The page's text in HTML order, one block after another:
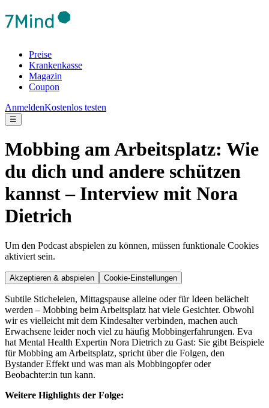
Preise
Krankenkasse
Magazin
Coupon
AnmeldenKostenlos testen
☰
Mobbing am Arbeitsplatz: Wie
du dich und andere schützen
kannst – Interview mit Nora
Dietrich
Um den Podcast abspielen zu können, müssen funktionale Cookies
aktiviert sein.
Akzeptieren & abspielen Cookie-Einstellungen
Subtile Sticheleien, Mittagspause alleine oder für Ideen belächelt
werden – Mobbing beim Arbeitsplatz hat viele Gesichter. Obwohl
wir es vielleicht mit dem Kindesalter verbinden, machen auch
Erwachsene leider noch viel zu häufig Mobbingerfahrungen. Eva
hat Mental Health Expertin Nora Dietrich zu Gast: Sie gibt Beispiele
für Mobbing am Arbeitsplatz, spricht über die Folgen, den
Bystander Effekt und was man als Mobbingopfer oder
Beobachter:in tun kann.
Weitere Highlights der Folge: